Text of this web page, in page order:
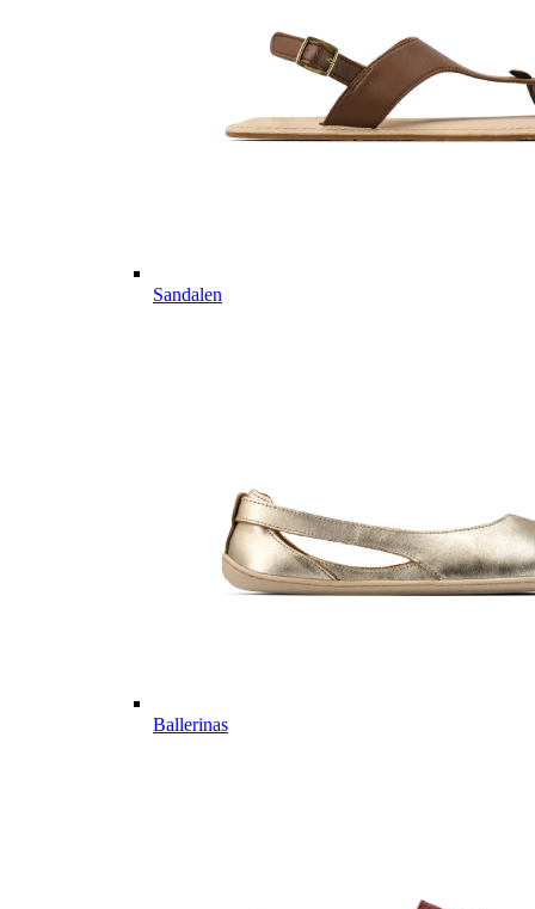
Sandalen
Ballerinas